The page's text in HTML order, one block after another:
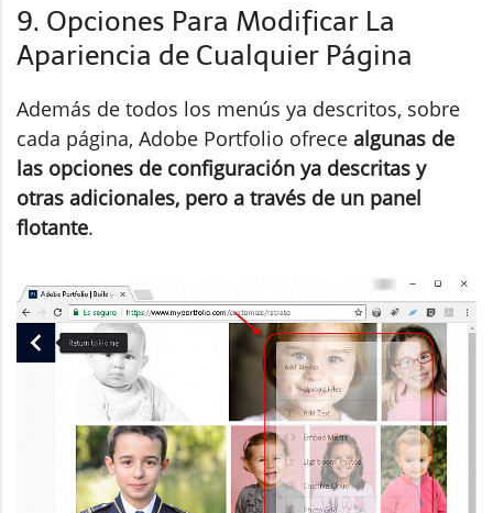
9. Opciones Para Modificar La
Apariencia de Cualquier Página
Además de todos los menús ya descritos, sobre
cada página, Adobe Portfolio ofrece algunas de
las opciones de configuración ya descritas y
otras adicionales, pero a través de un panel
flotante.